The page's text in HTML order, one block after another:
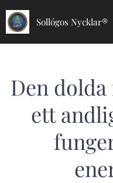
Sollógos Nycklar®
Den
ett